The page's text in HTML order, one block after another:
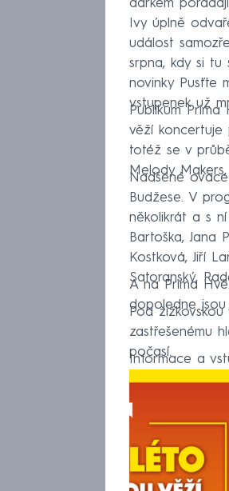
dárkem
Ivy úplně
událost
srpna, kdy si tu
novinky Pusťte
vstupenek už
Publikum
věží koncertuje
totéž se v
Melody
Nadšené
Budžese. V
několikrát a s
Bartoška, Jana
Kostková, Jiří
Satoranský,
A na Prima
dopoledne jsou
Pod
zastřešenému
počasí.
Informace a